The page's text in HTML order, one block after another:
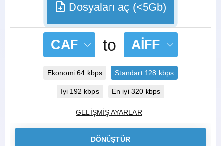
Dosyaları aç (<5Gb)
CAF to AIFF
Ekonomi 64 kbps Standart 128 kbps
İyi 192 kbps En iyi 320 kbps
GELIŞMIŞ AYARLAR
DÖNÜŞTÜR